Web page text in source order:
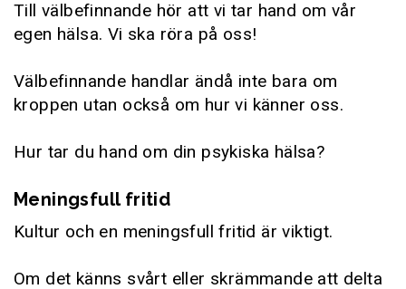
Till välbefinnande hör att vi tar hand om vår
egen hälsa. Vi ska röra på oss!
Välbefinnande handlar ändå inte bara om
kroppen utan också om hur vi känner oss.
Hur tar du hand om din psykiska hälsa?
Meningsfull fritid
Kultur och en meningsfull fritid är viktigt.
Om det känns svårt eller skrämmande att delta